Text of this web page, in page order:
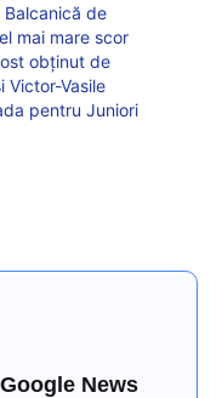
Balcanică de
mai mare scor
obținut de
Victor-Vasile
pentru Juniori
News